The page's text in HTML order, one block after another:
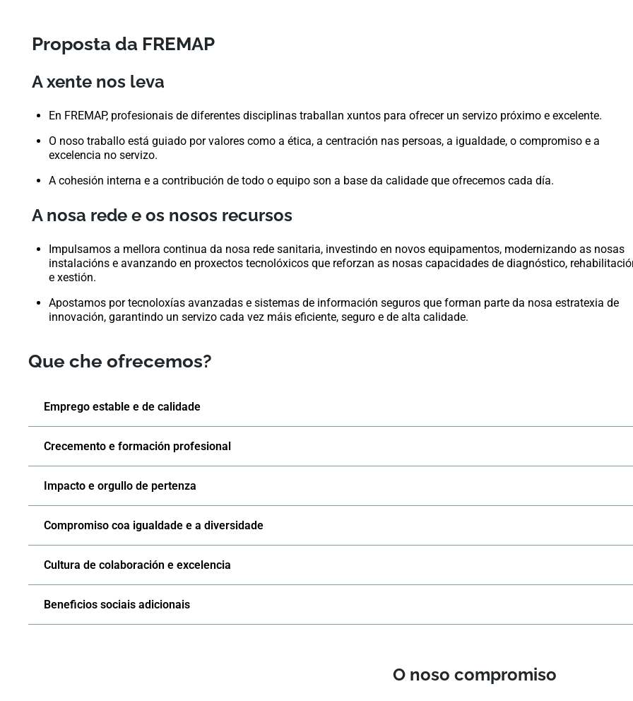
Proposta da FREMAP
A xente nos leva
En FREMAP, profesionais de diferentes disciplinas traballan xuntos para ofrecer un servizo próximo e excelente.
O noso traballo está guiado por valores como a ética, a centración nas persoas, a igualdade, o compromiso e a
excelencia no servizo.
A cohesión interna e a contribución de todo o equipo son a base da calidade que ofrecemos cada día.
A nosa rede e os nosos recursos
Impulsamos a mellora continua da nosa rede sanitaria, investindo en novos equipamentos, modernizando as nosas
instalacións e avanzando en proxectos tecnolóxicos que reforzan as nosas capacidades de diagnóstico,
e xestión.
Apostamos por tecnoloxías avanzadas e sistemas de información seguros que forman parte da nosa estratexia de
innovación, garantindo un servizo cada vez máis eficiente, seguro e de alta calidade.
Que che ofrecemos?
Emprego estable e de calidade
Crecemento e formación profesional
Impacto e orgullo de pertenza
Compromiso coa igualdade e a diversidade
Cultura de colaboración e excelencia
Beneficios sociais adicionais
O noso compromiso